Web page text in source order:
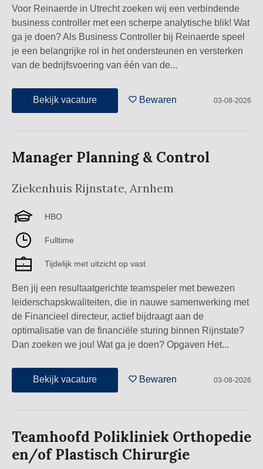
Voor Reinaerde in Utrecht zoeken wij een verbindende
business controller met een scherpe analytische blik! Wat
ga je doen? Als Business Controller bij Reinaerde speel
je een belangrijke rol in het ondersteunen en versterken
van de bedrijfsvoering van één van de...
Bekijk vacature Bewaren 03-08-2026
Manager Planning & Control
Ziekenhuis Rijnstate, Arnhem
HBO
Fulltime
Tijdelijk met uitzicht op vast
Ben jij een resultaatgerichte teamspeler met bewezen
leiderschapskwaliteiten, die in nauwe samenwerking met
de Financieel directeur, actief bijdraagt aan de
optimalisatie van de financiële sturing binnen Rijnstate?
Dan zoeken we jou! Wat ga je doen? Opgaven Het...
Bekijk vacature Bewaren 03-08-2026
Teamhoofd Polikliniek Orthopedie
en/of Plastisch Chirurgie